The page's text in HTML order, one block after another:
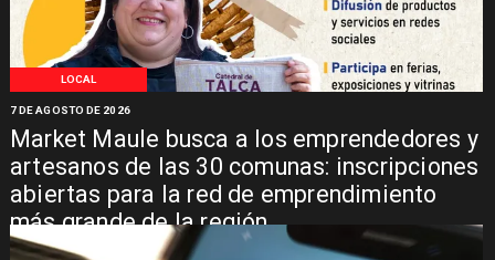
LOCAL
Market Maule busca a los emprendedores y
artesanos de las 30 comunas: inscripciones
abiertas para la red de emprendimiento
más grande de la región
7 DE AGOSTO DE 2026